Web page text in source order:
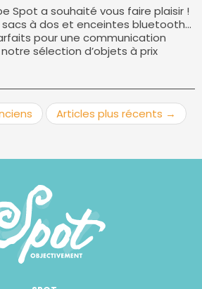
Spot a souhaité vous faire plaisir !
à dos et enceintes bluetooth…
pour une communication
sélection d’objets à prix
Articles plus récents →